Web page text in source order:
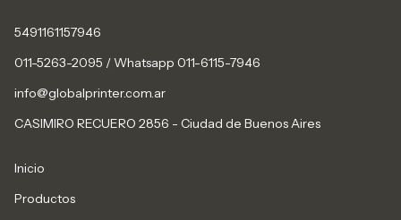
5491161157946
011-5263-2095 / Whatsapp 011-6115-7946
info@globalprinter.com.ar
CASIMIRO RECUERO 2856 - Ciudad de Buenos Aires
Inicio
Productos